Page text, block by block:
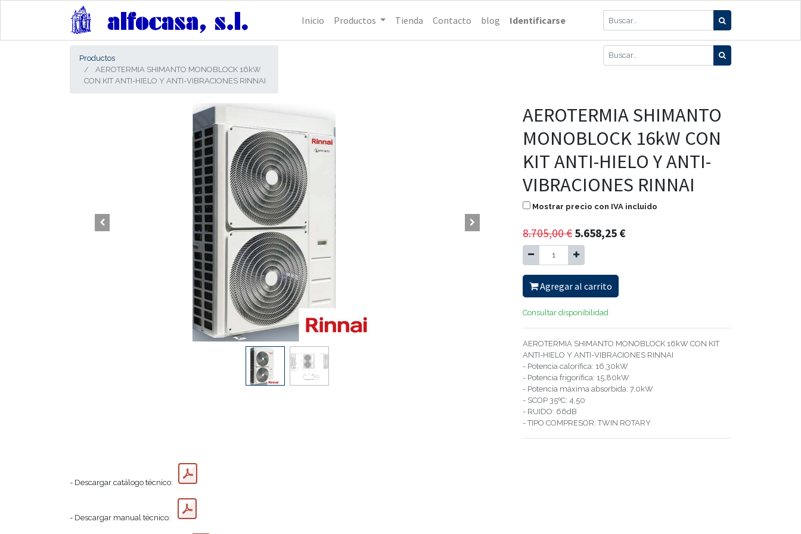
Inicio Productos Tienda Contacto blog Identificarse
Productos
AEROTERMIA SHIMANTO MONOBLOCK 16kW
CON KIT ANTI-HIELO Y ANTI-VIBRACIONES RINNAI
AEROTERMIA SHIMANTO
MONOBLOCK 16kW CON
KIT ANTI-HIELO Y ANTI-
VIBRACIONES RINNAI
Mostrar precio con IVA incluido
8.705,00€ 5.658,25 €
Agregar al carrito
Consultar disponibilidad
AEROTERMIA SHIMANTO MONOBLOCK 16kW CON KIT
ANTI-HIELO Y ANTI-VIBRACIONES RINNAI
- Potencia calorífica: 16,30kW
- Potencia frigorífica: 15,80kW
- Potencia máxima absorbida: 7,0kW
- SCOP 35ºC: 4,50
- RUIDO: 66dB
- TIPO COMPRESOR: TWIN ROTARY
- Descargar catálogo técnico:
- Descargar manual técnico: